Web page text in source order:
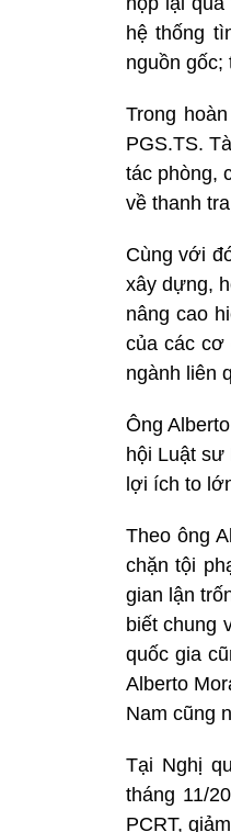
hệ thống
nguồn gốc;
Trong
PGS.TS.
tác phòng,
về thanh
Cùng với
xây dựng,
nâng cao
của các cơ
ngành liên
Ông
hội Luật sư
lợi ích to
Theo ông
chặn tội
gian lận
biết chung
quốc gia
Alberto
Nam cũng
Tại Nghị
tháng 11/
PCRT,